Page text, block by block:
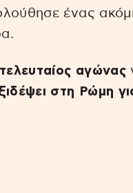
ένας
αγώνας
στη Ρώμη